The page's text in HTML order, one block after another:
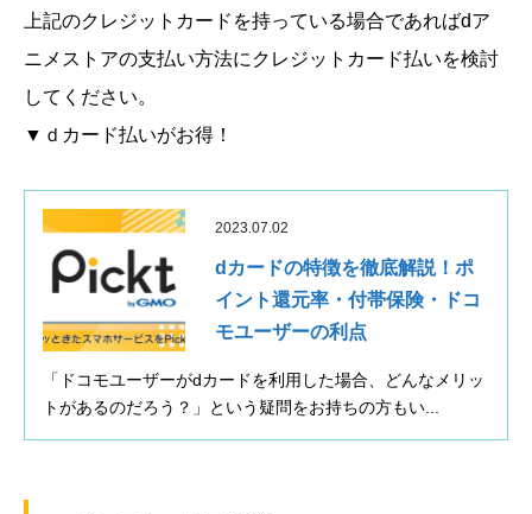
上記のクレジットカードを持っている場合であればdア
ニメストアの支払い方法にクレジットカード払いを検討
してください。
▼ｄカード払いがお得！
2023.07.02
dカードの特徴を徹底解説！ポ
イント還元率・付帯保険・ドコ
モユーザーの利点
「ドコモユーザーがdカードを利用した場合、どんなメリッ
トがあるのだろう？」という疑問をお持ちの方もい...